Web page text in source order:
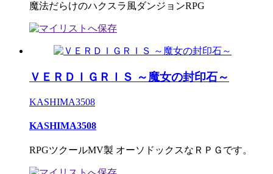
魔法だらけのハクスラ風ダンジョンRPG
ＶＥＲＤＩＧＲＩＳ ～魔女の封印石～
KASHIMA3508
KASHIMA3508
RPGツクールMV製 オーソドックスなＲＰＧです。